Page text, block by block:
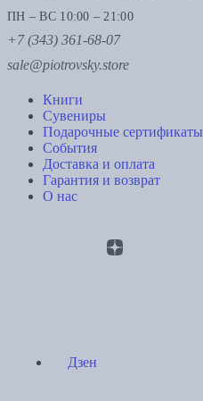
ПН – ВС 10:00 – 21:00
+7 (343) 361-68-07
sale@piotrovsky.store
Книги
Сувениры
Подарочные сертификаты
События
Доставка и оплата
Гарантия и возврат
О нас
Дзен